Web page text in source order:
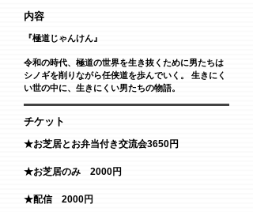
内容
『極道じゃんけん』
令和の時代、極道の世界を生き抜くために男たちは
シノギを削りながら任侠道を歩んでいく。 生きにく
い世の中に、生きにくい男たちの物語。
チケット
★お芝居とお弁当付き交流会3650円
★お芝居のみ 2000円
★配信 2000円